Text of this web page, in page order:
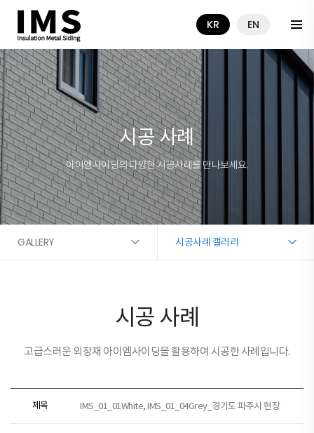
KR EN
시공 사례
아이엠사이딩의 다양한 시공사례를 만나보세요.
GALLERY 시공사례 갤러리
시공 사례
고급스러운 외장재 아이엠사이딩을 활용하여 시공한 사례입니다.
제목 IMS_01_01White, IMS_01_04Grey_경기도 파주시 현장